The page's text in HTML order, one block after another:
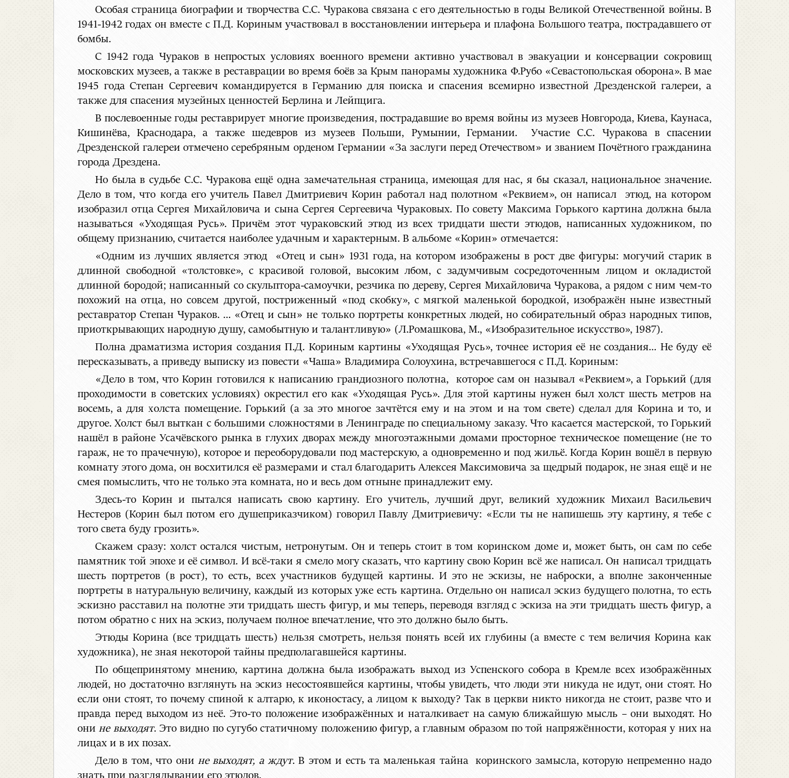
Особая страница биографии и творчества С.С. Чуракова связана с его деятельностью в годы Великой Отечественной войны. В
1941-1942 годах он вместе с П.Д. Кориным участвовал в восстановлении интерьера и плафона Большого театра, пострадавшего от
бомбы.
С 1942 года Чураков в непростых условиях военного времени активно участвовал в эвакуации и консервации сокровищ
московских музеев, а также в реставрации во время боёв за Крым панорамы художника Ф.Рубо «Севастопольская оборона». В мае
1945 года Степан Сергеевич командируется в Германию для поиска и спасения всемирно известной Дрезденской галереи, а
также для спасения музейных ценностей Берлина и Лейпцига.
В послевоенные годы реставрирует многие произведения, пострадавшие во время войны из музеев Новгорода, Киева, Каунаса,
Кишинёва, Краснодара, а также шедевров из музеев Польши, Румынии, Германии. Участие С.С. Чуракова в спасении
Дрезденской галереи отмечено серебряным орденом Германии «За заслуги перед Отечеством» и званием Почётного гражданина
города Дрездена.
Но была в судьбе С.С. Чуракова ещё одна замечательная страница, имеющая для нас, я бы сказал, национальное значение.
Дело в том, что когда его учитель Павел Дмитриевич Корин работал над полотном «Реквием», он написал этюд, на котором
изобразил отца Сергея Михайловича и сына Сергея Сергеевича Чураковых. По совету Максима Горького картина должна была
называться «Уходящая Русь». Причём этот чураковский этюд из всех тридцати шести этюдов, написанных художником, по
общему признанию, считается наиболее удачным и характерным. В альбоме «Корин» отмечается:
«Одним из лучших является этюд «Отец и сын» 1931 года, на котором изображены в рост две фигуры: могучий старик в
длинной свободной «толстовке», с красивой головой, высоким лбом, с задумчивым сосредоточенным лицом и окладистой
длинной бородой; написанный со скульптора-самоучки, резчика по дереву, Сергея Михайловича Чуракова, а рядом с ним чем-то
похожий на отца, но совсем другой, постриженный «под скобку», с мягкой маленькой бородкой, изображён ныне известный
реставратор Степан Чураков. … «Отец и сын» не только портреты конкретных людей, но собирательный образ народных типов,
приоткрывающих народную душу, самобытную и талантливую» (Л.Ромашкова, М., «Изобразительное искусство», 1987).
Полна драматизма история создания П.Д. Кориным картины «Уходящая Русь», точнее история её не создания… Не буду её
пересказывать, а приведу выписку из повести «Чаша» Владимира Солоухина, встречавшегося с П.Д. Кориным:
«Дело в том, что Корин готовился к написанию грандиозного полотна, которое сам он называл «Реквием», а Горький (для
проходимости в советских условиях) окрестил его как «Уходящая Русь». Для этой картины нужен был холст шесть метров на
восемь, а для холста помещение. Горький (а за это многое зачтётся ему и на этом и на том свете) сделал для Корина и то, и
другое. Холст был выткан с большими сложностями в Ленинграде по специальному заказу. Что касается мастерской, то Горький
нашёл в районе Усачёвского рынка в глухих дворах между многоэтажными домами просторное техническое помещение (не то
гараж, не то прачечную), которое и переоборудовали под мастерскую, а одновременно и под жильё. Когда Корин вошёл в первую
комнату этого дома, он восхитился её размерами и стал благодарить Алексея Максимовича за щедрый подарок, не зная ещё и не
смея помыслить, что не только эта комната, но и весь дом отныне принадлежит ему.
Здесь-то Корин и пытался написать свою картину. Его учитель, лучший друг, великий художник Михаил Васильевич
Нестеров (Корин был потом его душеприказчиком) говорил Павлу Дмитриевичу: «Если ты не напишешь эту картину, я тебе с
того света буду грозить».
Скажем сразу: холст остался чистым, нетронутым. Он и теперь стоит в том коринском доме и, может быть, он сам по себе
памятник той эпохе и её символ. И всё-таки я смело могу сказать, что картину свою Корин всё же написал. Он написал тридцать
шесть портретов (в рост), то есть, всех участников будущей картины. И это не эскизы, не наброски, а вполне законченные
портреты в натуральную величину, каждый из которых уже есть картина. Отдельно он написал эскиз будущего полотна, то есть
эскизно расставил на полотне эти тридцать шесть фигур, и мы теперь, переводя взгляд с эскиза на эти тридцать шесть фигур, а
потом обратно с них на эскиз, получаем полное впечатление, что это должно было быть.
Этюды Корина (все тридцать шесть) нельзя смотреть, нельзя понять всей их глубины (а вместе с тем величия Корина как
художника), не зная некоторой тайны предполагавшейся картины.
По общепринятому мнению, картина должна была изображать выход из Успенского собора в Кремле всех изображённых
людей, но достаточно взглянуть на эскиз несостоявшейся картины, чтобы увидеть, что люди эти никуда не идут, они стоят. Но
если они стоят, то почему спиной к алтарю, к иконостасу, а лицом к выходу? Так в церкви никто никогда не стоит, разве что и
правда перед выходом из неё. Это-то положение изображённых и наталкивает на самую ближайшую мысль – они выходят. Но
онине выходят. Это видно по сугубо статичному положению фигур, а главным образом по той напряжённости, которая у них на
лицах и в их позах.
Дело в том, что они не выходят, а ждут. В этом и есть та маленькая тайна коринского замысла, которую непременно надо